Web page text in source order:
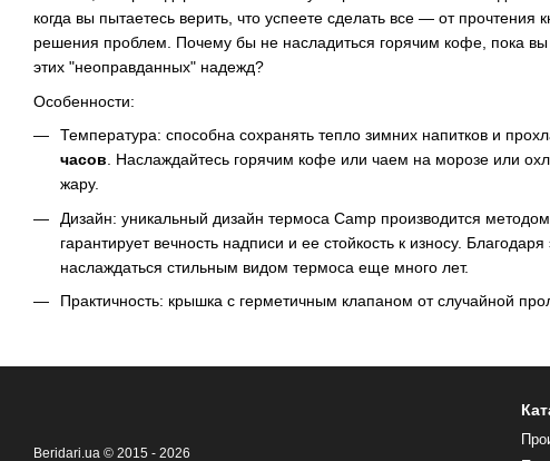
когда вы пытаетесь верить, что успеете сделать все — от прочтения
решения проблем. Почему бы не насладиться горячим кофе, пока
этих "неоправданных" надежд?
Особенности:
Температура: способна сохранять тепло зимних напитков и
часов . Наслаждайтесь горячим кофе или чаем на морозе или
жару.
Дизайн: уникальный дизайн термоса Camp производится методом
гарантирует вечность надписи и ее стойкость к износу.
наслаждаться стильным видом термоса еще много лет.
Практичность: крышка с герметичным клапаном от случайной
Beridari.ua © 2015 - 2026